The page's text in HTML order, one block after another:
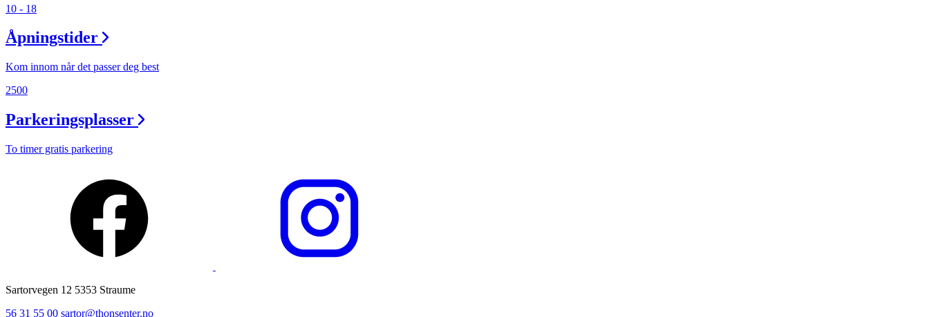
Gavekort
Finn frem
10 - 18
Åpningstider
Kom innom når det passer deg best
2500
Parkeringsplasser
To timer gratis parkering
Sartorvegen 12 5353 Straume
56 31 55 00 sartor@thonsenter.no